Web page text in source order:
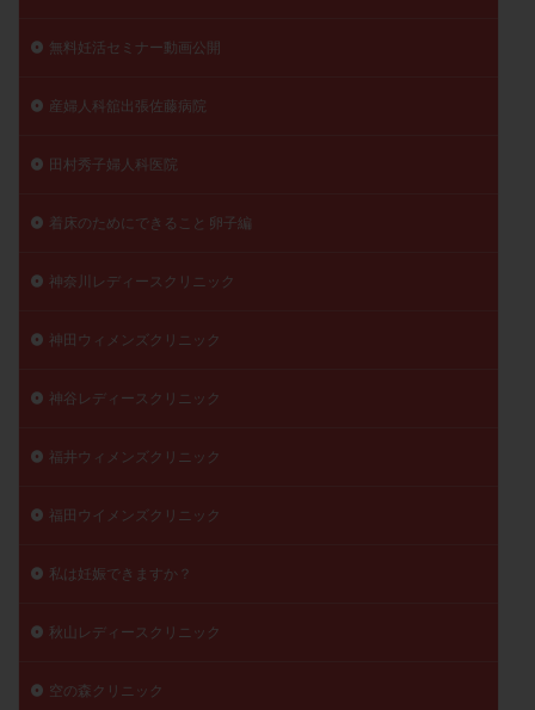
無料妊活セミナー動画公開
産婦人科舘出張佐藤病院
田村秀子婦人科医院
着床のためにできること 卵子編
神奈川レディースクリニック
神田ウィメンズクリニック
神谷レディースクリニック
福井ウィメンズクリニック
福田ウイメンズクリニック
私は妊娠できますか？
秋山レディースクリニック
空の森クリニック